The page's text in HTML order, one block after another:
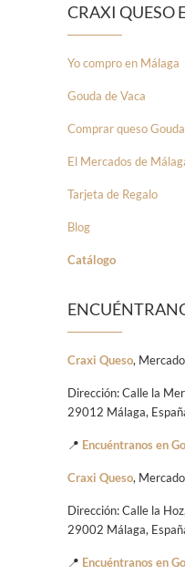
CRAXI QUESO
Yo compro en Málaga
Gouda de Vaca
Comprar queso
El Mercados de
Tarjeta de Regalo
Blog
Catálogo
Craxi Queso,
Dirección: Calle la
29012 Málaga,
📍 Encuéntranos en
Craxi Queso,
Dirección: Calle la
29002 Málaga,
📍 Encuéntranos en